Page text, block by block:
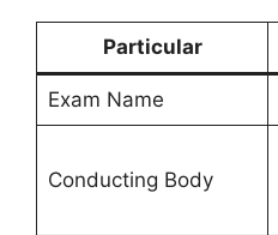
Particular
Exam Name
Conducting Body